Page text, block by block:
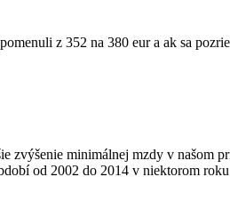
z 352 na 380 eur a ak sa
minimálnej mzdy v našom
od 2002 do 2014 v niektorom